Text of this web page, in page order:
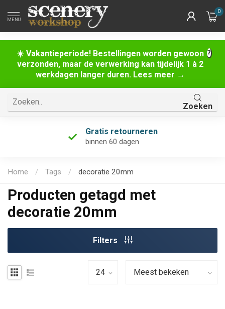
☀️ Vakantieperiode! Bestellingen worden gewoon
verzonden, maar de verwerking kan tijdelijk 1 à 2
werkdagen langer duren. Lees meer →
MENU
0
Zoeken
Gratis retourneren
binnen 60 dagen
Home / Tags / decoratie 20mm
Producten getagd met
decoratie 20mm
Filters